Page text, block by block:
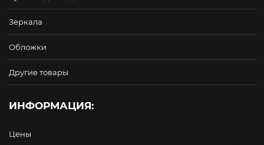
Зеркала
Обложки
Другие товары
ИНФОРМАЦИЯ:
Цены